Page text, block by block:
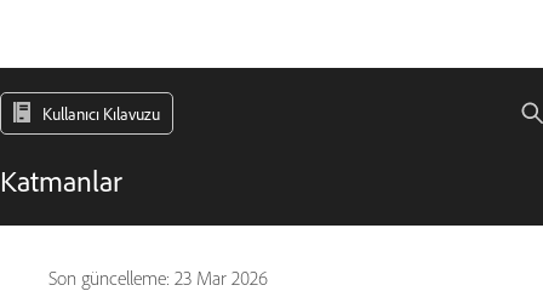
Kullanıcı Kılavuzu
Katmanlar
Son güncelleme: 23 Mar 2026